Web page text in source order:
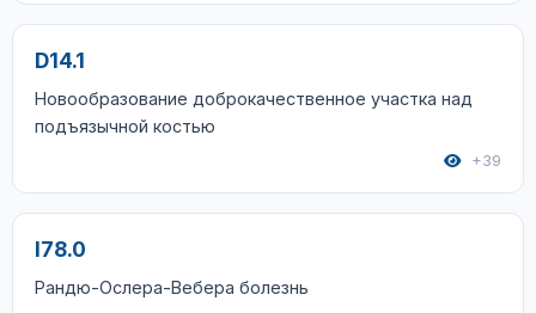
D14.1
Новообразование доброкачественное участка над
подъязычной костью
+39
I78.0
Рандю-Ослера-Вебера болезнь